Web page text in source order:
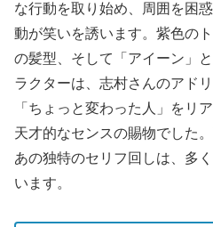
な行動を取り始め、周囲を困
動が笑いを誘います。紫色の
の髪型、そして「アイーン」
ラクターは、志村さんのアド
「ちょっと変わった人」をリ
天才的なセンスの賜物でした
あの独特のセリフ回しは、多
います。